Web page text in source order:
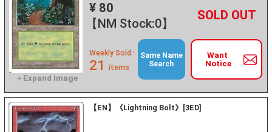
¥ 80
【NM Stock:0】
－ +
Want
Notice
Weekly Sold :
21 items
Same Name
Search
【EN】《Lightning Bolt》[3ED]